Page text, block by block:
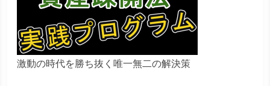
激動の時代を勝ち抜く唯一無二の解決策